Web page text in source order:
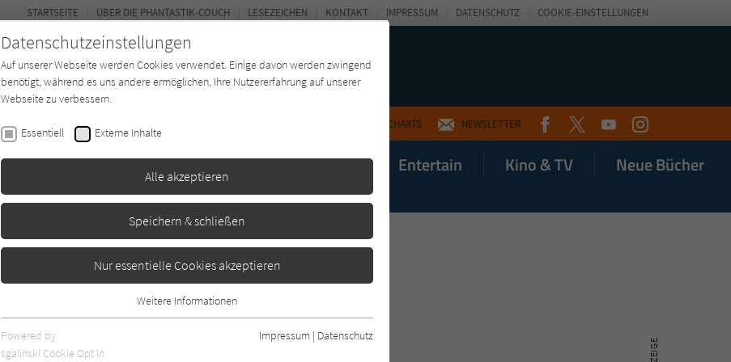
CHARTS NEWSLETTER FACEBOOKTWITTERYOUTUBEINSTAGRAM
Mystery Buchtyp Autor*in Magazin Entertain Kino & TV Neue Bücher
STARTSEITE ÜBER DIE PHANTASTIK-COUCH LESEZEICHEN KONTAKT IMPRESSUM DATENSCHUTZ COOKIE-EINSTELLUNGEN
Datenschutzeinstellungen
Auf unserer Webseite werden Cookies verwendet. Einige davon werden zwingend
benötigt, während es uns andere ermöglichen, Ihre Nutzererfahrung auf unserer
Webseite zu verbessern.
Essentiell Externe Inhalte
Alle akzeptieren
Speichern & schließen
Nur essentielle Cookies akzeptieren
Essentielle Cookies werden für grundlegende Funktionen der Webseite
benötigt. Dadurch ist gewährleistet, dass die Webseite einwandfrei
Weitere Informationen
Powered by
sgalinski Cookie Opt In
Impressum | Datenschutz